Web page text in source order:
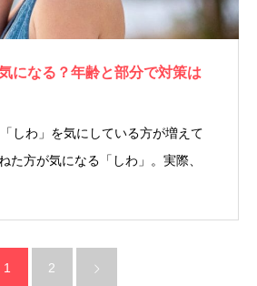
になる？年齢と部分で対策は
しわ」を気にしている方が増えて
た方が気になる「しわ」。実際、
1 2